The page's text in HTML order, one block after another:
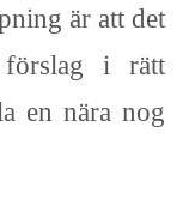
är att det
i rätt
en nära nog